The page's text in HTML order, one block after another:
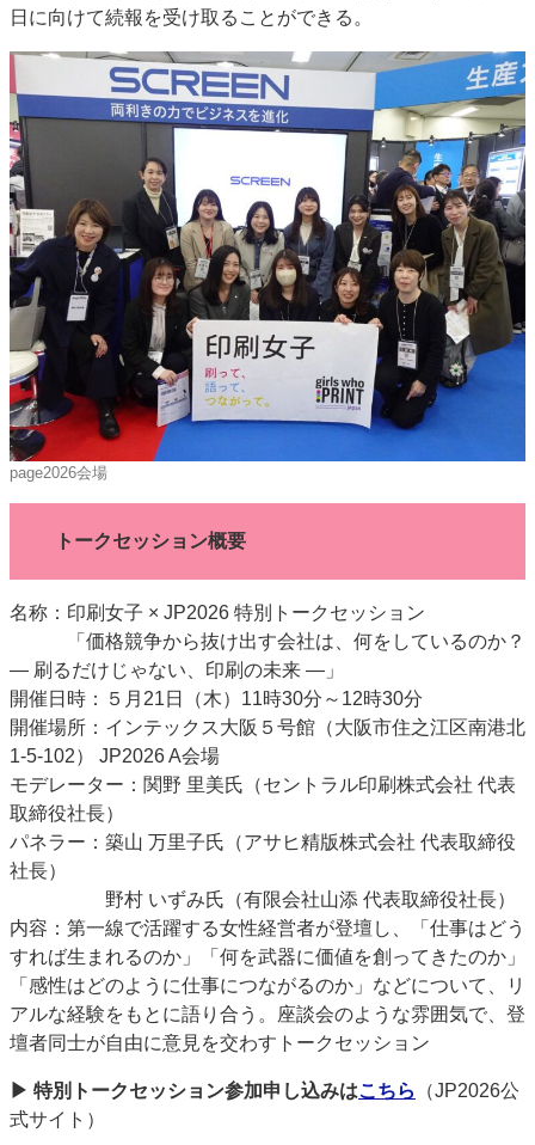
日に向けて続報を受け取ることができる。
page2026会場
トークセッション概要
名称：印刷女子 × JP2026 特別トークセッション
「価格競争から抜け出す会社は、何をしているのか？
― 刷るだけじゃない、印刷の未来 ―」
開催日時：５月21日（木）11時30分～12時30分
開催場所：インテックス大阪５号館（大阪市住之江区南港北
1-5-102） JP2026 A会場
モデレーター：関野 里美氏（セントラル印刷株式会社 代表
取締役社長）
パネラー：築山 万里子氏（アサヒ精版株式会社 代表取締役
社長）
野村 いずみ氏（有限会社山添 代表取締役社長）
内容：第一線で活躍する女性経営者が登壇し、「仕事はどう
すれば生まれるのか」「何を武器に価値を創ってきたのか」
「感性はどのように仕事につながるのか」などについて、リ
アルな経験をもとに語り合う。座談会のような雰囲気で、登
壇者同士が自由に意見を交わすトークセッション
▶ 特別トークセッション参加申し込みはこちら
（JP2026公
式サイト）